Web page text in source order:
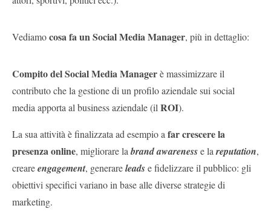
Vediamocosa fa un Social Media Manager, più in dettaglio:
Compito del Social Media Managerè massimizzare il
contributo che la gestione di un profilo aziendale sui social
media apporta al business aziendale (ilROI).
La sua attività è finalizzata ad esempio afar crescere la
presenza online, migliorare labrand awarenesse lareputation,
creareengagement, generareleadse fidelizzare il pubblico: gli
obiettivi specifici variano in base alle diverse strategie di
marketing.